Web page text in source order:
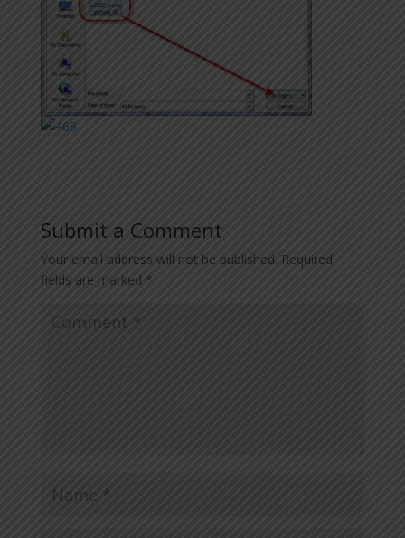
Submit a Comment
Your email address will not be published. Required
fields are marked *